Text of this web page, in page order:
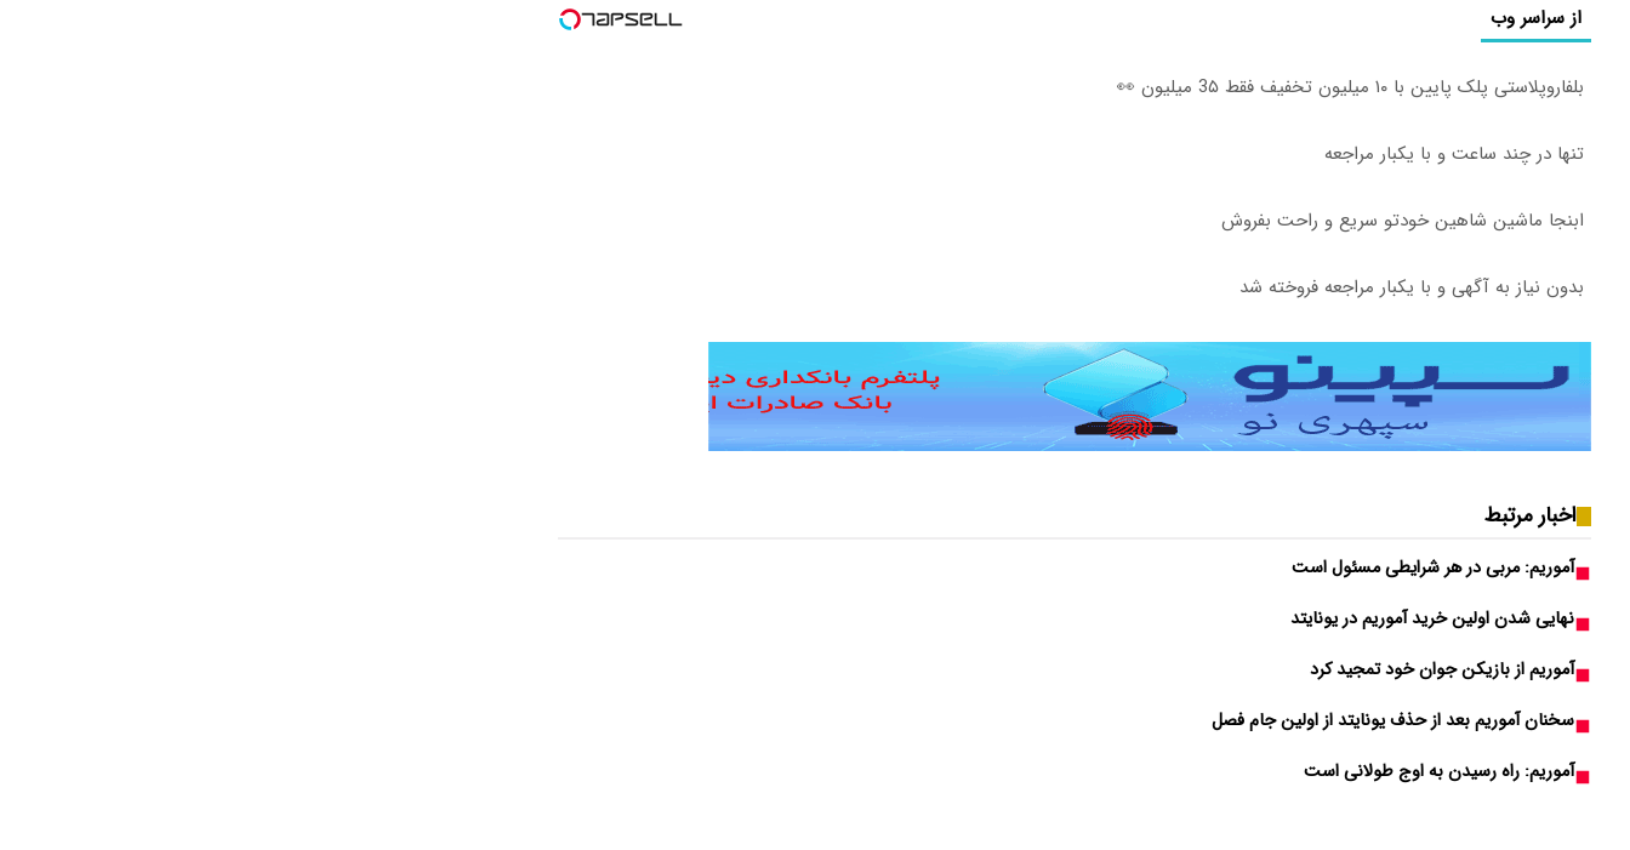
از سراسر وب
بلفاروپلاستی پلک پایین با ۱۰ میلیون تخفیف فقط 3۵ میلیون 👀
تنها در چند ساعت و با یکبار مراجعه
ابنجا ماشین شاهین خودتو سریع و راحت بفروش
بدون نیاز به آگهی و با یکبار مراجعه فروخته شد
اخبار مرتبط
آموریم: مربی در هر شرایطی مسئول است
نهایی شدن اولین خرید آموریم در یونایتد
آموریم از بازیکن جوان خود تمجید کرد
سخنان آموریم بعد از حذف یونایتد از اولین جام فصل
آموریم: راه رسیدن به اوج طولانی است